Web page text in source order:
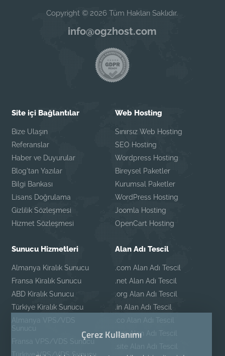
Copyright © 2026 Tüm Hakları Saklıdır.
info@ogzhost.com
Site içi Bağlantılar
Bize Ulaşın
Referanslar
Haber ve Duyurular
Blog'tan Yazılar
Bilgi Bankası
Lisans Doğrulama
Gizlilik Sözleşmesi
Hizmet Sözleşmesi
Web Hosting
Sınırsız Web Hosting
SEO Hosting
Wordpress Hosting
Bireysel Paketler
Kurumsal Paketler
WordPress Hosting
Joomla Hosting
OpenCart Hosting
Sunucu Hizmetleri
Almanya Kiralık Sunucu
Fransa Kiralık Sunucu
ABD Kiralık Sunucu
Türkiye Kiralık Sunucu
Almanya VPS/VDS
Sunucu
Fransa VPS/VDS Sunucu
Türkiye VPS/VDS Sunucu
Alan Adı Tescil
.com Alan Adı Tescil
.net Alan Adı Tescil
.org Alan Adı Tescil
.in Alan Adı Tescil
.co Alan Adı Tescil
.pro Alan Adı Tescil
.site Alan Adı Tescil
Çerez Kullanımı